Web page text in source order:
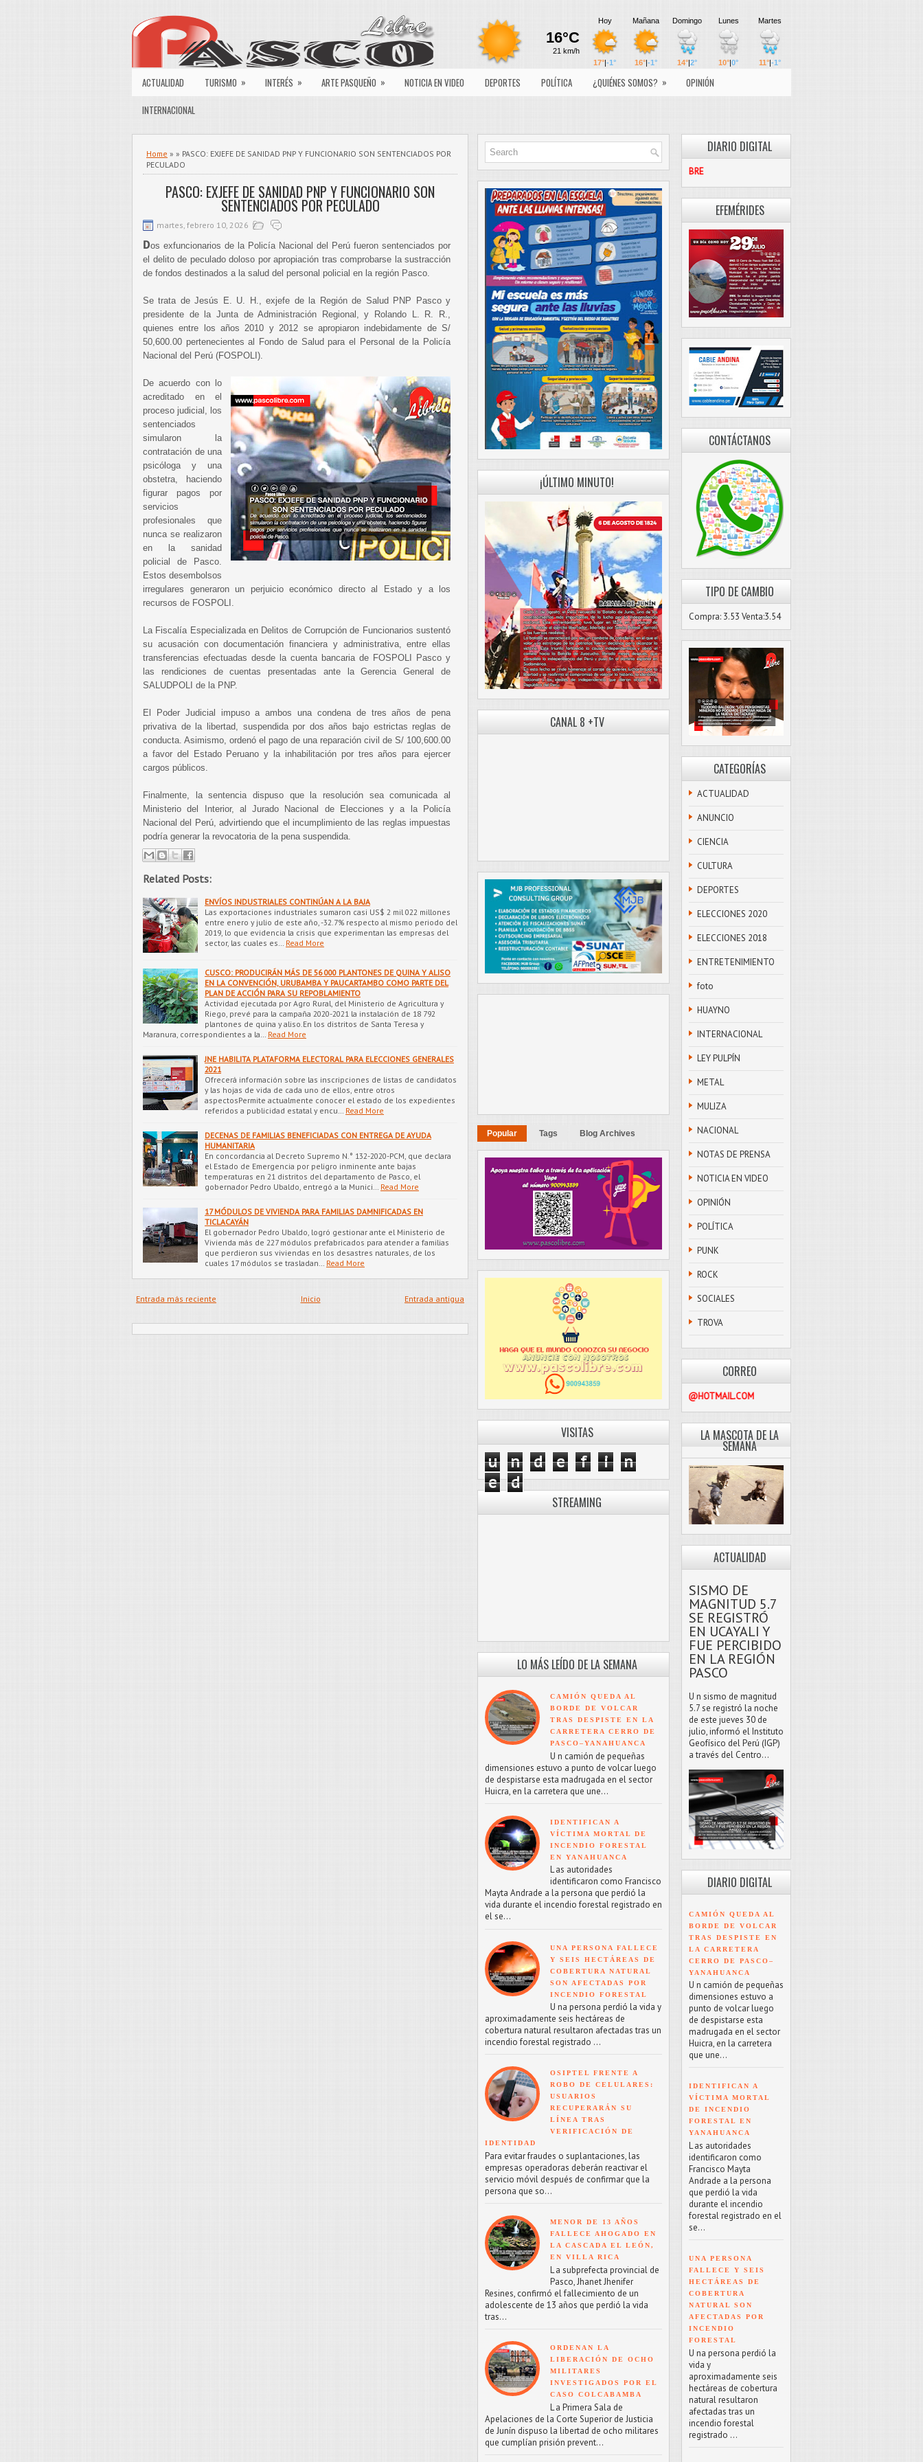
ACTUALIDAD TURISMO » INTERÉS » ARTE PASQUEÑO » NOTICIA EN VIDEO DEPORTES POLÍTICA ¿QUIÉNES SOMOS? »
OPINIÓN
INTERNACIONAL
Home » » PASCO: EXJEFE DE SANIDAD PNP Y FUNCIONARIO SON SENTENCIADOS POR
PECULADO
PASCO: EXJEFE DE SANIDAD PNP Y FUNCIONARIO SON
SENTENCIADOS POR PECULADO
martes, febrero 10, 2026
Dos exfuncionarios de la Policía Nacional del Perú fueron sentenciados por
el delito de peculado doloso por apropiación tras comprobarse la sustracción
de fondos destinados a la salud del personal policial en la región Pasco.
Se trata de Jesús E. U. H., exjefe de la Región de Salud PNP Pasco y
presidente de la Junta de Administración Regional, y Rolando L. R. R.,
quienes entre los años 2010 y 2012 se apropiaron indebidamente de S/
50,600.00 pertenecientes al Fondo de Salud para el Personal de la Policía
Nacional del Perú (FOSPOLI).
De acuerdo con lo
acreditado en el
proceso judicial, los
sentenciados
simularon la
contratación de una
psicóloga y una
obstetra, haciendo
figurar pagos por
servicios
profesionales que
nunca se realizaron
en la sanidad
policial de Pasco.
Estos desembolsos
irregulares generaron un perjuicio económico directo al Estado y a los
recursos de FOSPOLI.
La Fiscalía Especializada en Delitos de Corrupción de Funcionarios sustentó
su acusación con documentación financiera y administrativa, entre ellas
transferencias efectuadas desde la cuenta bancaria de FOSPOLI Pasco y
las rendiciones de cuentas presentadas ante la Gerencia General de
SALUDPOLI de la PNP.
El Poder Judicial impuso a ambos una condena de tres años de pena
privativa de la libertad, suspendida por dos años bajo estrictas reglas de
conducta. Asimismo, ordenó el pago de una reparación civil de S/ 100,600.00
a favor del Estado Peruano y la inhabilitación por tres años para ejercer
cargos públicos.
Finalmente, la sentencia dispuso que la resolución sea comunicada al
Ministerio del Interior, al Jurado Nacional de Elecciones y a la Policía
Nacional del Perú, advirtiendo que el incumplimiento de las reglas impuestas
podría generar la revocatoria de la pena suspendida.
Related Posts:
ENVÍOS INDUSTRIALES CONTINÚAN A LA BAJA
Las exportaciones industriales sumaron casi US$ 2 mil 022 millones
entre enero y julio de este año, -32.7% respecto al mismo periodo del
2019, lo que evidencia la crisis que experimentan las empresas del
sector, las cuales es…
Read More
CUSCO: PRODUCIRÁN MÁS DE 56 000 PLANTONES DE QUINA Y ALISO
EN LA CONVENCIÓN, URUBAMBA Y PAUCARTAMBO COMO PARTE DEL
PLAN DE ACCIÓN PARA SU REPOBLAMIENTO
Actividad ejecutada por Agro Rural, del Ministerio de Agricultura y
Riego, prevé para la campaña 2020-2021 la instalación de 18 792
plantones de quina y aliso.En los distritos de Santa Teresa y
Maranura, correspondientes a la…
Read More
JNE HABILITA PLATAFORMA ELECTORAL PARA ELECCIONES GENERALES
2021
Ofrecerá información sobre las inscripciones de listas de candidatos
y las hojas de vida de cada uno de ellos, entre otros
aspectosPermite actualmente conocer el estado de los expedientes
referidos a publicidad estatal y encu…
Read More
DECENAS DE FAMILIAS BENEFICIADAS CON ENTREGA DE AYUDA
HUMANITARIA
En concordancia al Decreto Supremo N.° 132-2020-PCM, que declara
el Estado de Emergencia por peligro inminente ante bajas
temperaturas en 21 distritos del departamento de Pasco, el
gobernador Pedro Ubaldo, entregó a la Munici…
Read More
17 MÓDULOS DE VIVIENDA PARA FAMILIAS DAMNIFICADAS EN
TICLACAYÁN
El gobernador Pedro Ubaldo, logró gestionar ante el Ministerio de
Vivienda más de 227 módulos prefabricados para atender a familias
que perdieron sus viviendas en los desastres naturales, de los
cuales 17 módulos se trasladan…
Read More
Entrada más reciente Entrada antigua
Inicio
¡ÚLTIMO MINUTO!
CANAL 8 +TV
Popular Tags Blog Archives
VISITAS
u n d e f i
n
e
d
STREAMING
LO MÁS LEÍDO DE LA SEMANA
CAMIÓN QUEDA AL
BORDE DE VOLCAR
TRAS DESPISTE EN LA
CARRETERA CERRO DE
PASCO–YANAHUANCA
U n camión de pequeñas
dimensiones estuvo a punto de volcar luego
de despistarse esta madrugada en el sector
Huicra, en la carretera que une...
IDENTIFICAN A
VÍCTIMA MORTAL DE
INCENDIO FORESTAL
EN YANAHUANCA
L as autoridades
identificaron como Francisco
Mayta Andrade a la persona que perdió la
vida durante el incendio forestal registrado en
el se...
UNA PERSONA FALLECE
Y SEIS HECTÁREAS DE
COBERTURA NATURAL
SON AFECTADAS POR
INCENDIO FORESTAL
U na persona perdió la vida y
aproximadamente seis hectáreas de
cobertura natural resultaron afectadas tras un
incendio forestal registrado ...
OSIPTEL FRENTE A
ROBO DE CELULARES:
USUARIOS
RECUPERARÁN SU
LÍNEA TRAS
VERIFICACIÓN DE
IDENTIDAD
Para evitar fraudes o suplantaciones, las
empresas operadoras deberán reactivar el
servicio móvil después de confirmar que la
persona que so...
MENOR DE 13 AÑOS
FALLECE AHOGADO EN
LA CASCADA EL LEÓN,
EN VILLA RICA
L a subprefecta provincial de
Pasco, Jhanet Jhenifer
Resines, confirmó el fallecimiento de un
adolescente de 13 años que perdió la vida
tras...
ORDENAN LA
LIBERACIÓN DE OCHO
MILITARES
INVESTIGADOS POR EL
CASO COLCABAMBA
L a Primera Sala de
Apelaciones de la Corte Superior de Justicia
de Junín dispuso la libertad de ocho militares
que cumplían prisión prevent...
DIARIO DIGITAL
EFEMÉRIDES
CONTÁCTANOS
TIPO DE CAMBIO
Compra: 3.53 Venta:3.54
CATEGORÍAS
ACTUALIDAD
ANUNCIO
CIENCIA
CULTURA
DEPORTES
ELECCIONES 2020
ELECCIONES 2018
ENTRETENIMIENTO
foto
HUAYNO
INTERNACIONAL
LEY PULPÍN
METAL
MULIZA
NACIONAL
NOTAS DE PRENSA
NOTICIA EN VIDEO
OPINIÓN
POLÍTICA
PUNK
ROCK
SOCIALES
TROVA
CORREO
PASCOLIBRE@HOTMAIL.COM
LA MASCOTA DE LA
SEMANA
ACTUALIDAD
SISMO DE
MAGNITUD 5.7
SE REGISTRÓ
EN UCAYALI Y
FUE PERCIBIDO
EN LA REGIÓN
PASCO
U n sismo de magnitud
5.7 se registró la noche
de este jueves 30 de
julio, informó el Instituto
Geofísico del Perú (IGP)
a través del Centro...
DIARIO DIGITAL
CAMIÓN QUEDA AL
BORDE DE VOLCAR
TRAS DESPISTE EN
LA CARRETERA
CERRO DE PASCO–
YANAHUANCA
U n camión de pequeñas
dimensiones estuvo a
punto de volcar luego
de despistarse esta
madrugada en el sector
Huicra, en la carretera
que une...
IDENTIFICAN A
VÍCTIMA MORTAL
DE INCENDIO
FORESTAL EN
YANAHUANCA
L as autoridades
identificaron como
Francisco Mayta
Andrade a la persona
que perdió la vida
durante el incendio
forestal registrado en el
se...
UNA PERSONA
FALLECE Y SEIS
HECTÁREAS DE
COBERTURA
NATURAL SON
AFECTADAS POR
INCENDIO
FORESTAL
U na persona perdió la
vida y
aproximadamente seis
hectáreas de cobertura
natural resultaron
afectadas tras un
incendio forestal
registrado ...